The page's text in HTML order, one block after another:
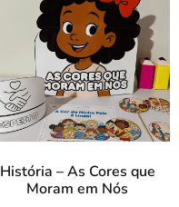
História – As Cores que
Moram em Nós